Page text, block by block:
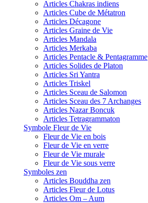
Articles Chakras indiens
Articles Cube de Métatron
Articles Décagone
Articles Graine de Vie
Articles Mandala
Articles Merkaba
Articles Pentacle & Pentagramme
Articles Solides de Platon
Articles Sri Yantra
Articles Triskel
Articles Sceau de Salomon
Articles Sceau des 7 Archanges
Articles Nazar Boncuk
Articles Tetragrammaton
Symbole Fleur de Vie
Fleur de Vie en bois
Fleur de Vie en verre
Fleur de Vie murale
Fleur de Vie sous verre
Symboles zen
Articles Bouddha zen
Articles Fleur de Lotus
Articles Om – Aum